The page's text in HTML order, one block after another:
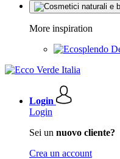
More inspiration
Login
Login
Sei un nuovo cliente?
Crea un account